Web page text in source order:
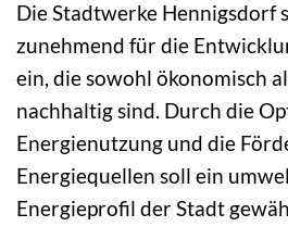
Die Stadtwerke Hennigsdorf
zunehmend für die
ein, die sowohl ökonomisch
nachhaltig sind. Durch die
Energienutzung und die
Energiequellen soll ein
Energieprofil der Stadt